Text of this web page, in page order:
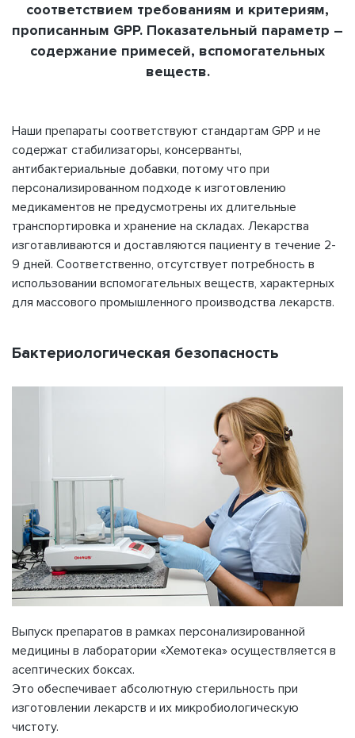
соответствием требованиям и критериям,
прописанным GPP. Показательный параметр –
содержание примесей, вспомогательных
веществ.
Наши препараты соответствуют стандартам GPP и не
содержат стабилизаторы, консерванты,
антибактериальные добавки, потому что при
персонализированном подходе к изготовлению
медикаментов не предусмотрены их длительные
транспортировка и хранение на складах. Лекарства
изготавливаются и доставляются пациенту в течение 2-
9 дней. Соответственно, отсутствует потребность в
использовании вспомогательных веществ, характерных
для массового промышленного производства лекарств.
Бактериологическая безопасность
Выпуск препаратов в рамках персонализированной
медицины в лаборатории «Хемотека» осуществляется в
асептических боксах.
Это обеспечивает абсолютную стерильность при
изготовлении лекарств и их микробиологическую
чистоту.